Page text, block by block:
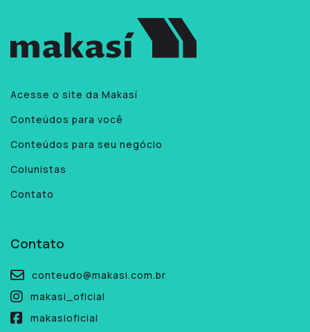
Acesse o site da Makasí
Conteúdos para você
Conteúdos para seu negócio
Colunistas
Contato
Contato
conteudo@makasi.com.br
makasi_oficial
makasioficial